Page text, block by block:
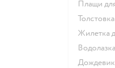
Плащи
Жилетка